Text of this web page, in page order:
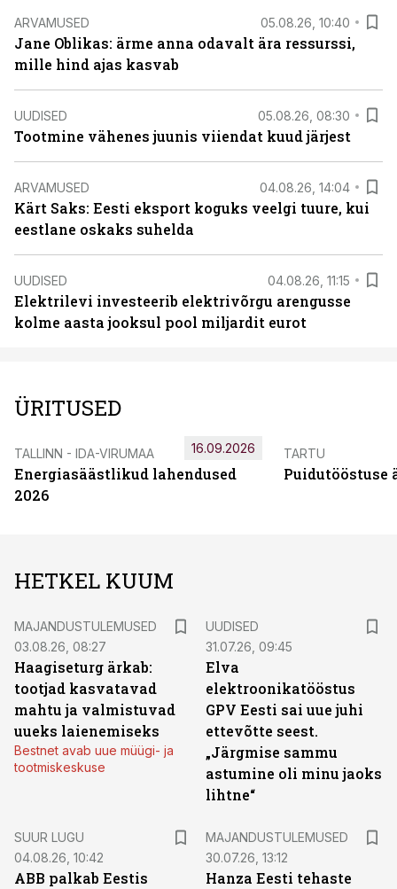
ARVAMUSED 05.08.26, 10:40
Jane Oblikas: ärme anna odavalt ära ressurssi,
mille hind ajas kasvab
UUDISED 05.08.26, 08:30
Tootmine vähenes juunis viiendat kuud järjest
ARVAMUSED 04.08.26, 14:04
Kärt Saks: Eesti eksport koguks veelgi tuure, kui
eestlane oskaks suhelda
UUDISED 04.08.26, 11:15
Elektrilevi investeerib elektrivõrgu arengusse
kolme aasta jooksul pool miljardit eurot
ÜRITUSED
TALLINN - IDA-VIRUMAA
Energiasäästlikud lahendused
2026
16.09.2026 TARTU
Puidutööstuse
HETKEL KUUM
MAJANDUSTULEMUSED
03.08.26, 08:27
Haagiseturg ärkab:
tootjad kasvatavad
mahtu ja valmistuvad
uueks laienemiseks
Bestnet avab uue müügi- ja
tootmiskeskuse
UUDISED
31.07.26, 09:45
Elva
elektroonikatööstus
GPV Eesti sai uue juhi
ettevõtte seest.
„Järgmise sammu
astumine oli minu jaoks
lihtne“
SUUR LUGU
04.08.26, 10:42
ABB palkab Eestis
MAJANDUSTULEMUSED
30.07.26, 13:12
Hanza Eesti tehaste